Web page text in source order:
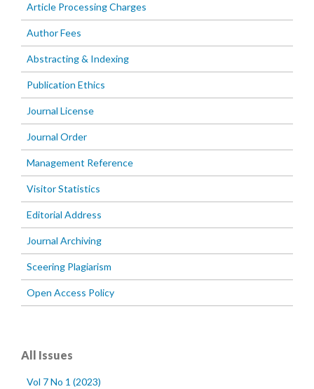
Article Processing Charges
Author Fees
Abstracting & Indexing
Publication Ethics
Journal License
Journal Order
Management Reference
Visitor Statistics
Editorial Address
Journal Archiving
Sceering Plagiarism
Open Access Policy
All Issues
Vol 7 No 1 (2023)